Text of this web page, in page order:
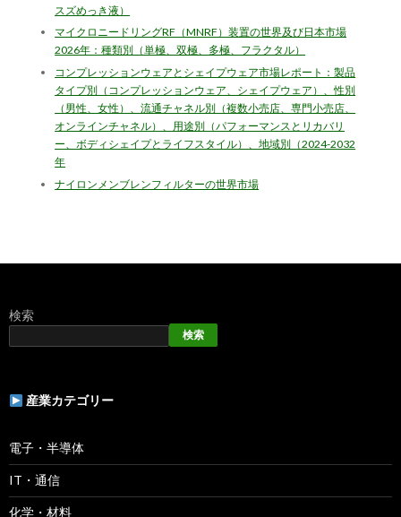
スズめっき液）
マイクロニードリングRF（MNRF）装置の世界及び日本市場
2026年：種類別（単極、双極、多極、フラクタル）
コンプレッションウェアとシェイプウェア市場レポート：製品
タイプ別（コンプレッションウェア、シェイプウェア）、性別
（男性、女性）、流通チャネル別（複数小売店、専門小売店、
オンラインチャネル）、用途別（パフォーマンスとリカバリ
ー、ボディシェイプとライフスタイル）、地域別（2024-2032
年
ナイロンメンブレンフィルターの世界市場
検索
検索
産業カテゴリー
電子・半導体
IT・通信
化学・材料